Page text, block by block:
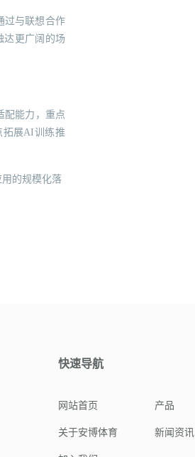
过与联想合作
达更广阔的场
配能力，重点
拓展AI训练推
的规模化落
快速导航
网站首页 产品
关于安博体育 新闻资讯